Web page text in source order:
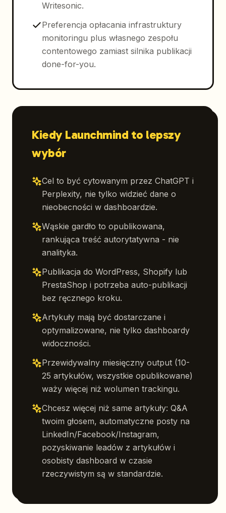
Writesonic.
Preferencja opłacania infrastruktury
monitoringu plus własnego zespołu
contentowego zamiast silnika publikacji
done-for-you.
Kiedy Launchmind to lepszy
wybór
Cel to być cytowanym przez ChatGPT i
Perplexity, nie tylko widzieć dane o
nieobecności w dashboardzie.
Wąskie gardło to opublikowana,
rankująca treść autorytatywna - nie
analityka.
Publikacja do WordPress, Shopify lub
PrestaShop i potrzeba auto-publikacji
bez ręcznego kroku.
Artykuły mają być dostarczane i
optymalizowane, nie tylko dashboardy
widoczności.
Przewidywalny miesięczny output (10-
25 artykułów, wszystkie opublikowane)
waży więcej niż wolumen trackingu.
Chcesz więcej niż same artykuły: Q&A
twoim głosem, automatyczne posty na
LinkedIn/Facebook/Instagram,
pozyskiwanie leadów z artykułów i
osobisty dashboard w czasie
rzeczywistym są w standardzie.